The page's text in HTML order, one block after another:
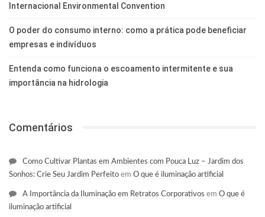
Internacional Environmental Convention
O poder do consumo interno: como a prática pode beneficiar
empresas e indivíduos
Entenda como funciona o escoamento intermitente e sua
importância na hidrologia
Comentários
Como Cultivar Plantas em Ambientes com Pouca Luz – Jardim dos
Sonhos: Crie Seu Jardim Perfeito em O que é iluminação artificial
A Importância da Iluminação em Retratos Corporativos em O que é
iluminação artificial